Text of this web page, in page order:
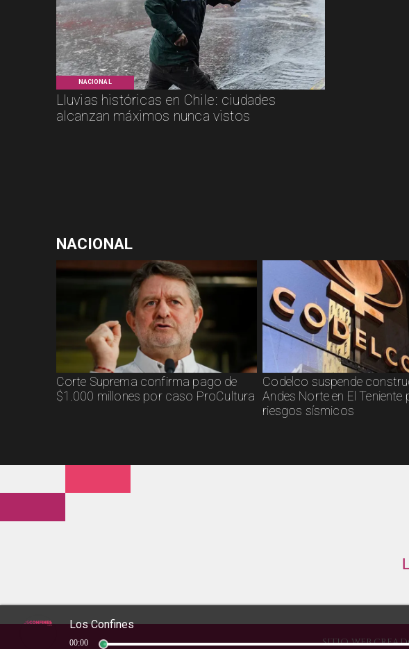
NACIONAL
Lluvias históricas en Chile: ciudades
alcanzan máximos nunca vistos
NACIONAL
Corte Suprema confirma pago de
$1.000 millones por caso ProCultura
Codelco suspende
Andes Norte en El Teniente
riesgos sísmicos
SITIO WEB
Los Confines
00:00